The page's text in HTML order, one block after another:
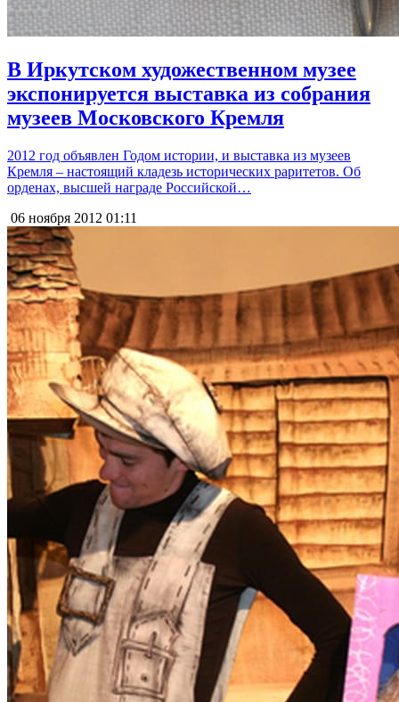
В Иркутском художественном музее
экспонируется выставка из собрания
музеев Московского Кремля
2012 год объявлен Годом истории, и выставка из музеев
Кремля – настоящий кладезь исторических раритетов. Об
орденах, высшей награде Российской…
06 ноября 2012 01:11